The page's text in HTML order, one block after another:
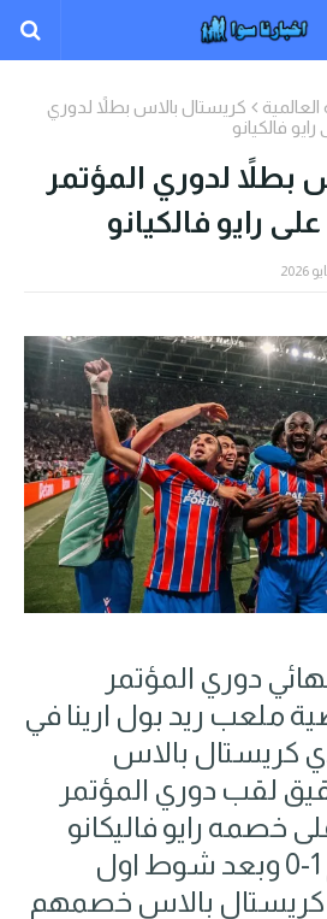
العالمية
كريستال بالاس بطلاً لدوري
فالكيانو
بطلاً لدوري المؤتمر
رايو فالكيانو
​دوري المؤتمر
ملعب ريد بول ارينا في
​كريستال بالاس​
لقب دوري المؤتمر
خصمه ​رايو فاليكانو​
الاسباني وبواقع 1-0 وبعد شوط اول
كريستال بالاس خصمهم